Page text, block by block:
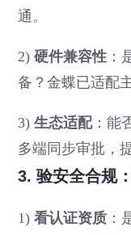
通。
2)硬件兼容性 ：
备？金蝶已适配
3)生态适配：能
多端同步审批，
3. 验安全合规
1)看认证资质 ：